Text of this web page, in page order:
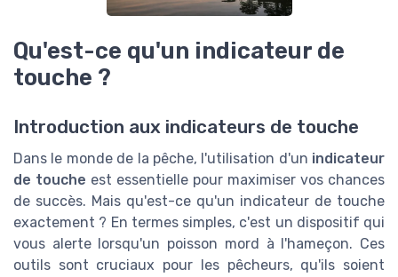
Qu'est-ce qu'un indicateur de
touche ?
Introduction aux indicateurs de touche
Dans le monde de la pêche, l'utilisation d'un indicateur
de touche est essentielle pour maximiser vos chances
de succès. Mais qu'est-ce qu'un indicateur de touche
exactement ? En termes simples, c'est un dispositif qui
vous alerte lorsqu'un poisson mord à l'hameçon. Ces
outils sont cruciaux pour les pêcheurs, qu'ils soient